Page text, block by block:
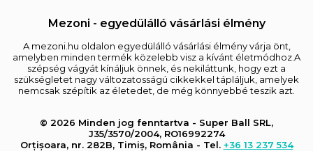
Mezoni - egyedülálló vásárlási élmény
A mezoni.hu oldalon egyedülálló vásárlási élmény várja önt,
amelyben minden termék közelebb visz a kívánt életmódhoz.A
szépség vágyát kínáljuk önnek, és nekiláttunk, hogy ezt a
szükségletet nagy változatosságú cikkekkel tápláljuk, amelyek
nemcsak szépítik az életedet, de még könnyebbé teszik azt.
© 2026 Minden jog fenntartva - Super Ball SRL,
J35/3570/2004, RO16992274
Orțișoara, nr. 282B, Timiș, România - Tel. +36 13 237 534